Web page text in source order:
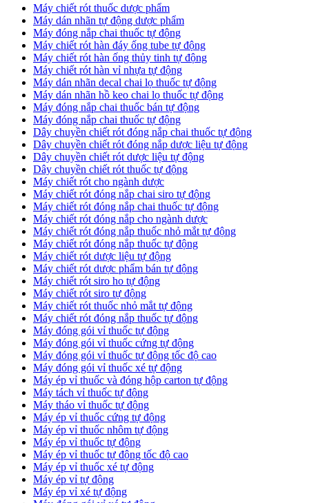
Máy chiết rót thuốc dược phẩm
Máy dán nhãn tự động dược phẩm
Máy đóng nắp chai thuốc tự động
Máy chiết rót hàn đáy ống tube tự động
Máy chiết rót hàn ống thủy tinh tự động
Máy chiết rót hàn vỉ nhựa tự động
​Máy dán nhãn decal chai lọ thuốc tự động
Máy dán nhãn hồ keo chai lọ thuốc tự động
Máy đóng nắp chai thuốc bán tự động
Máy đóng nắp chai thuốc tự động
Dây chuyền chiết rót đóng nắp chai thuốc tự động
​Dây chuyền chiết rót đóng nắp dược liệu tự động
Dây chuyền chiết rót dược liệu tự động
​Dây chuyền chiết rót thuốc tự động
Máy chiết rót cho ngành dược
​Máy chiết rót đóng nắp chai siro tự động
​Máy chiết rót đóng nắp chai thuốc tự động
​Máy chiết rót đóng nắp cho ngành dược
​Máy chiết rót đóng nắp thuốc nhỏ mắt tự động
​Máy chiết rót đóng nắp thuốc tự động
​Máy chiết rót dược liệu tự động
Máy chiết rót dược phẩm bán tự động
​Máy chiết rót siro ho tự động
​Máy chiết rót siro tự động
​Máy chiết rót thuốc nhỏ mắt tự động
​Máy chiết rót đóng nắp thuốc tự động
​Máy đóng gói vỉ thuốc tự động
Máy đóng gói vỉ thuốc cứng tự động
Máy đóng gói vỉ thuốc tự động tốc độ cao
Máy đóng gói vỉ thuốc xé tự động
​Máy ép vỉ thuốc và đóng hộp carton tự động
​Máy tách vỉ thuốc tự động
​Máy tháo vỉ thuốc tự động
​Máy ép vỉ thuốc cứng tự động
Máy ép vỉ thuốc nhôm tự động
Máy ép vỉ thuốc tự động​
​Máy ép vỉ thuốc tự động tốc độ cao
​Máy ép vỉ thuốc xé tự động
​Máy ép vỉ tự động
​Máy ép vỉ xé tự động